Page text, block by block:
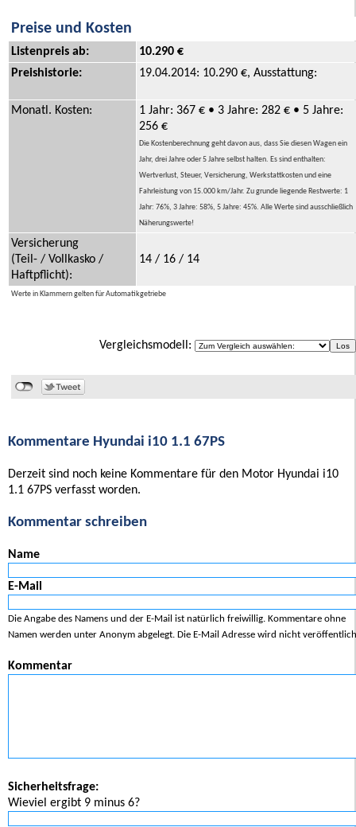
Preise und Kosten
Listenpreis ab:
10.290 €
Preishistorie:
19.04.2014: 10.290 €, Ausstattung:
Monatl. Kosten:
1 Jahr: 367 € • 3 Jahre: 282 € • 5 Jahre:
256 €
Die Kostenberechnung geht davon aus, dass Sie diesen Wagen ein
Jahr, drei Jahre oder 5 Jahre selbst halten. Es sind enthalten:
Wertverlust, Steuer, Versicherung, Werkstattkosten und eine
Fahrleistung von 15.000 km/Jahr. Zu grunde liegende Restwerte: 1
Jahr: 76%, 3 Jahre: 58%, 5 Jahre: 45%. Alle Werte sind ausschließlich
Näherungswerte!
Versicherung
(Teil- / Vollkasko /
Haftpflicht):
14 / 16 / 14
Werte in Klammern gelten für Automatikgetriebe
Vergleichsmodell:
Kommentare Hyundai i10 1.1 67PS
Derzeit sind noch keine Kommentare für den Motor Hyundai i10
1.1 67PS verfasst worden.
Kommentar schreiben
Name
E-Mail
Die Angabe des Namens und der E-Mail ist natürlich freiwillig. Kommentare ohne
Namen werden unter Anonym abgelegt. Die E-Mail Adresse wird nicht
Kommentar
Sicherheitsfrage:
Wieviel ergibt 9 minus 6?